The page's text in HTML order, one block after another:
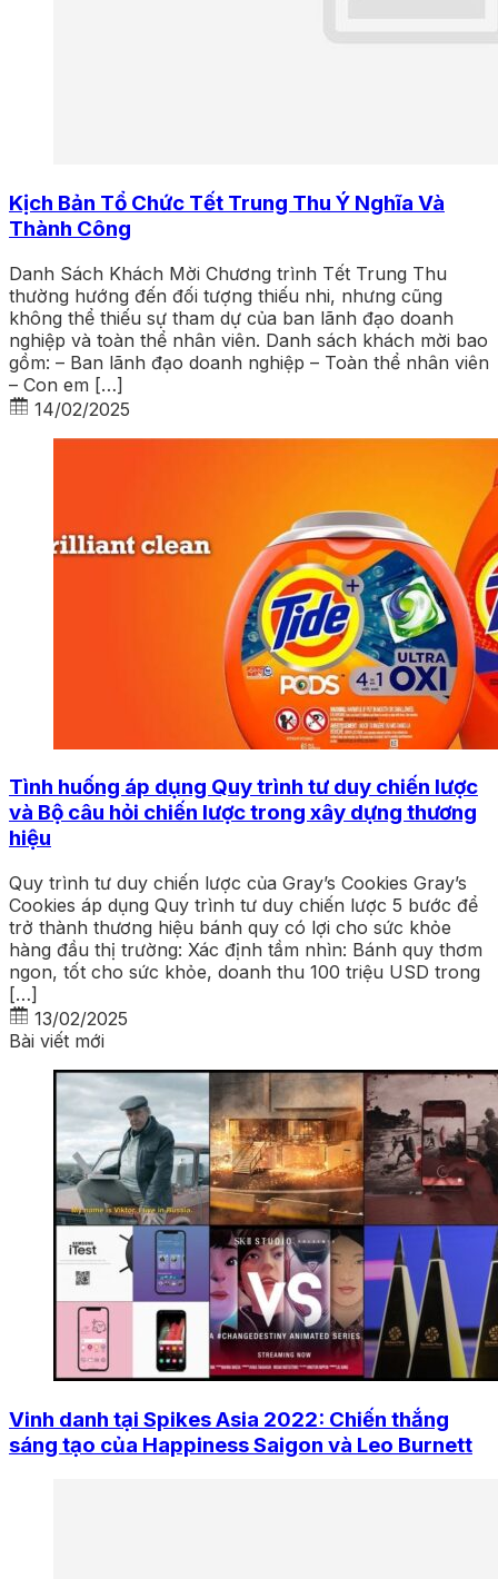
Kịch Bản Tổ Chức Tết Trung Thu Ý Nghĩa Và
Thành Công
Danh Sách Khách Mời Chương trình Tết Trung Thu
thường hướng đến đối tượng thiếu nhi, nhưng cũng
không thể thiếu sự tham dự của ban lãnh đạo doanh
nghiệp và toàn thể nhân viên. Danh sách khách mời bao
gồm: – Ban lãnh đạo doanh nghiệp – Toàn thể nhân viên
– Con em […]
14/02/2025
Tình huống áp dụng Quy trình tư duy chiến lược
và Bộ câu hỏi chiến lược trong xây dựng thương
hiệu
Quy trình tư duy chiến lược của Gray’s Cookies Gray’s
Cookies áp dụng Quy trình tư duy chiến lược 5 bước để
trở thành thương hiệu bánh quy có lợi cho sức khỏe
hàng đầu thị trường: Xác định tầm nhìn: Bánh quy thơm
ngon, tốt cho sức khỏe, doanh thu 100 triệu USD trong
[…]
13/02/2025
Bài viết mới
Vinh danh tại Spikes Asia 2022: Chiến thắng
sáng tạo của Happiness Saigon và Leo Burnett